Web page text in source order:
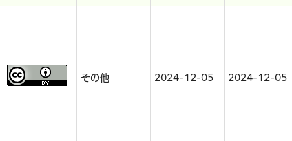
その他 2024-12-05 2024-12-05